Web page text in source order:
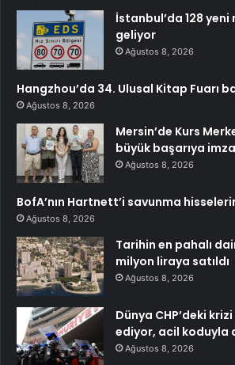
İstanbul’da 128
geliyor
Ağustos 8, 2026
Hangzhou’da 34. Ulusal Kitap Fuarı
Ağustos 8, 2026
Mersin’de Kurs
büyük başarıya
Ağustos 8, 2026
BofA’nın Hartnett’i savunma
Ağustos 8, 2026
Tarihin en pahalı
milyon liraya satıldı
Ağustos 8, 2026
Dünya CHP’deki
ediyor, acil koduyla
Ağustos 8, 2026